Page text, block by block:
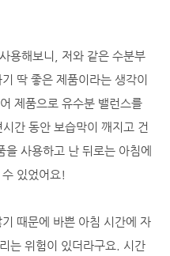
용해보니, 저와 같은 수분부
딱 좋은 제품이라는 생각이
제품으로 유수분 밸런스를
간 동안 보습막이 깨지고 건
사용하고 난 뒤로는 아침에
있었어요!
때문에 바쁜 아침 시간에 자
는 위험이 있더라구요. 시간